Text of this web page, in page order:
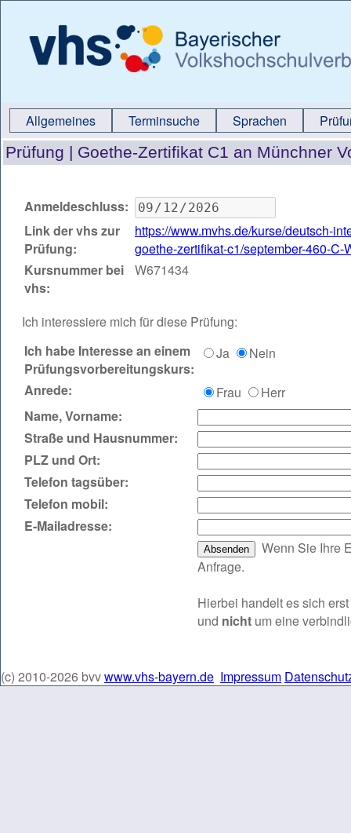
Allgemeines Terminsuche Sprachen
Prüfung | Goethe-Zertifikat C1 an Münchner
Anmeldeschluss:
Link der vhs zur
Prüfung:
https://www.mvhs.de/kurse/deutsch-
goethe-zertifikat-c1/september-460-C-
Kursnummer bei
vhs:
W671434
Ich interessiere mich für diese Prüfung:
Ich habe Interesse an einem
Prüfungsvorbereitungskurs:
Ja Nein
Anrede: Frau
Herr
Name, Vorname:
Straße und Hausnummer:
PLZ und Ort:
Telefon tagsüber:
Telefon mobil:
E‑Mailadresse:
Wenn Sie Ihre
Anfrage.
Hierbei handelt es sich
und nicht um eine
(c) 2010-2026 bvvwww.vhs-bayern.de Impressum